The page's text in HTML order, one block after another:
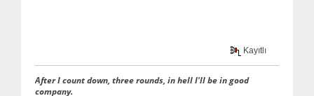
Kayıtlı
After I count down, three rounds, in hell I'll be in good
company.